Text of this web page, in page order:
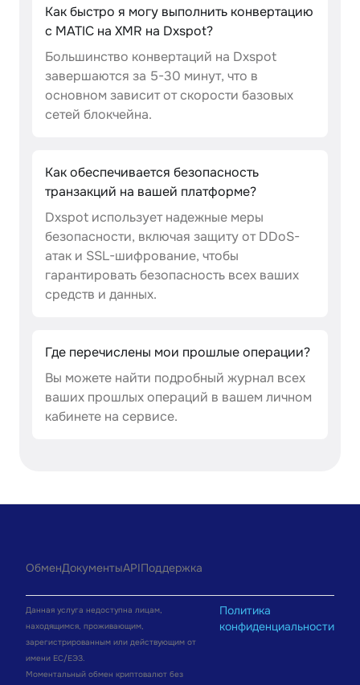
Как быстро я могу выполнить конвертацию
с MATIC на XMR на Dxspot?
Большинство конвертаций на Dxspot
завершаются за 5-30 минут, что в
основном зависит от скорости базовых
сетей блокчейна.
Как обеспечивается безопасность
транзакций на вашей платформе?
Dxspot использует надежные меры
безопасности, включая защиту от DDoS-
атак и SSL-шифрование, чтобы
гарантировать безопасность всех ваших
средств и данных.
Где перечислены мои прошлые операции?
Вы можете найти подробный журнал всех
ваших прошлых операций в вашем личном
кабинете на сервисе.
ОбменДокументыAPIПоддержка
Данная услуга недоступна лицам,
находящимся, проживающим,
зарегистрированным или действующим от
имени ЕС/ЕЭЗ.
Моментальный обмен криптовалют без
Политика
конфиденциальности